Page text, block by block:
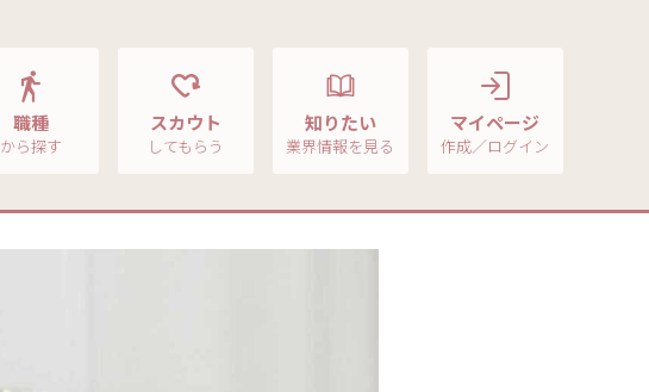
職種
から探す
スカウト
してもらう
知りたい
業界情報を見る
マイページ
作成／ログイン